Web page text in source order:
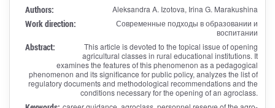
Authors: Aleksandra A. Izotova, Irina G. Marakushina
Work direction:
Современные подходы в образовании и
воспитании
Abstract:
This article is devoted to the topical issue of opening
agricultural classes in rural educational institutions. It
examines the features of this phenomenon as a pedagogical
phenomenon and its significance for public policy, analyzes the list of
regulatory documents and methodological recommendations and the
conditions necessary for the opening of an agroclass.